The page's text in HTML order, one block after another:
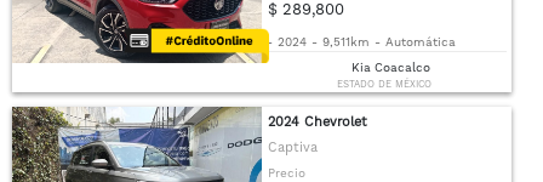
$ 289,800
- 2024 - 9,511km - Automática
Kia Coacalco
ESTADO DE MÉXICO
2024 Chevrolet
Captiva
Precio